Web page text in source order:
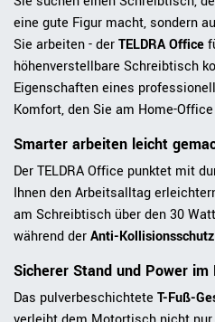
eine gute Figur macht, sondern
Sie arbeiten - derTELDRA Office
höhenverstellbare Schreibtisch
Eigenschaften eines
Komfort, den Sie am Home-
Smarter arbeiten leicht
Der TELDRA Office punktet mit
Ihnen den Arbeitsalltag
am Schreibtisch über den 30
während derAnti-Kollisionsschutz
Sicherer Stand und Power im
Das pulverbeschichtete T-Fuß-